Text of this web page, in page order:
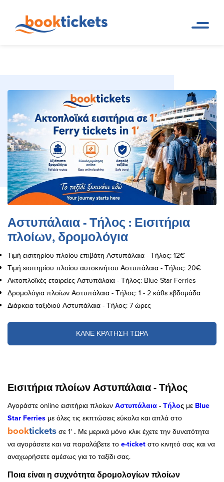
εισιτήρια πλοίων
Αστυπάλαια - Τήλος : Εισιτήρια
πλοίων, δρομολόγια
Τιμή εισιτηρίου πλοίου επιβάτη Αστυπάλαια - Τήλος: 12€
Τιμή εισιτηρίου πλοίου αυτοκινήτου Αστυπάλαια - Τήλος: 20€
Ακτοπλοϊκές εταιρείες Αστυπάλαια - Τήλος: Blue Star Ferries
Δρομολόγια πλοίων Αστυπάλαια - Τήλος: 1 - 2 κάθε εβδομάδα
Διάρκεια ταξιδιού Αστυπάλαια - Τήλος: 7 ώρες
ΚΑΝΕ ΚΡΑΤΗΣΗ ΤΩΡΑ
Εισιτήρια πλοίων Αστυπάλαια - Τήλος
Αγοράστε online εισιτήρια πλοίων Αστυπάλαια - Τήλος με Blue
Star Ferries με όλες τις εκπτώσεις εύκολα και απλά στο
booktickets σε 1' . Με μερικά μόνο κλικ έχετε την δυνατότητα
να αγοράσετε και να παραλάβετε το e-ticket στο κινητό σας και να
αναχωρήσετε αμέσως για το ταξίδι σας.
Ποια είναι η συχνότητα δρομολογίων πλοίων